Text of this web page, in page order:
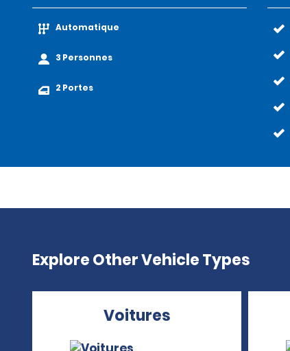
Automatique
3 Personnes
2 Portes
Explore Other Vehicle Types
Voitures